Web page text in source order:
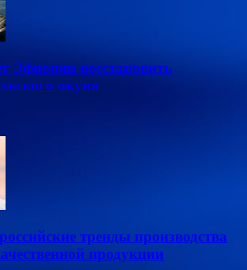
Эфиопии восстановить
окуня
тренды производства
продукции